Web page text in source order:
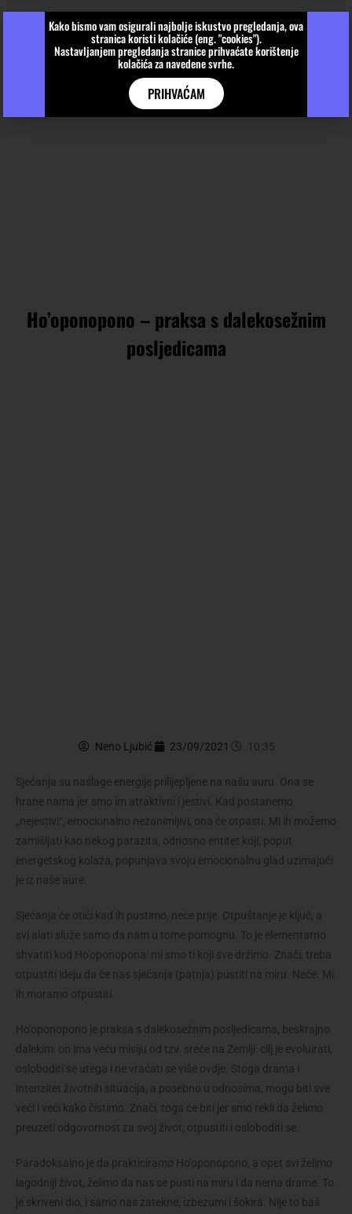
Ho’oponopono – praksa s dalekosežnim
posljedicama
Neno Ljubić 23/09/2021 10:35
Sjećanja su naslage energije prilijepljene na našu auru. Ona se
hrane nama jer smo im atraktivni i jestivi. Kad postanemo
„nejestivi“, emocionalno nezanimljivi, ona će otpasti. Mi ih možemo
zamišljati kao nekog parazita, odnosno entitet koji, poput
energetskog kolaža, popunjava svoju emocionalnu glad uzimajući
je iz naše aure.
Sjećanja će otići kad ih pustimo, neće prije. Otpuštanje je ključ, a
svi alati služe samo da nam u tome pomognu. To je elementarno
shvatiti kod Ho’oponopona: mi smo ti koji sve držimo. Znači, treba
otpustiti ideju da će nas sjećanja (patnja) pustiti na miru. Neće. Mi
ih moramo otpustiti.
Ho’oponopono je praksa s dalekosežnim posljedicama, beskrajno
dalekim: on ima veću misiju od tzv. sreće na Zemlji: cilj je evoluirati,
osloboditi se utega i ne vraćati se više ovdje. Stoga drama i
intenzitet životnih situacija, a posebno u odnosima, mogu biti sve
veći i veći kako čistimo. Znači, toga će biti jer smo rekli da želimo
preuzeti odgovornost za svoj život, otpustiti i osloboditi se.
Paradoksalno je da prakticiramo Ho’oponopono, a opet svi želimo
lagodniji život, želimo da nas se pusti na miru i da nema drame. To
je skriveni dio, i samo nas zatekne, izbezumi i šokira. Nije to baš
Kako bismo vam osigurali najbolje iskustvo pregledanja, ova
stranica koristi kolačiće (eng. "cookies").
Nastavljanjem pregledanja stranice prihvaćate korištenje
kolačića za navedene svrhe.
PRIHVAĆAM